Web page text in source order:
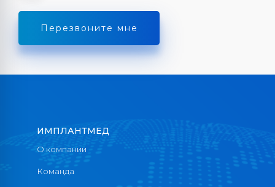
Перезвоните мне
ИМПЛАНТМЕД
О компании
Команда